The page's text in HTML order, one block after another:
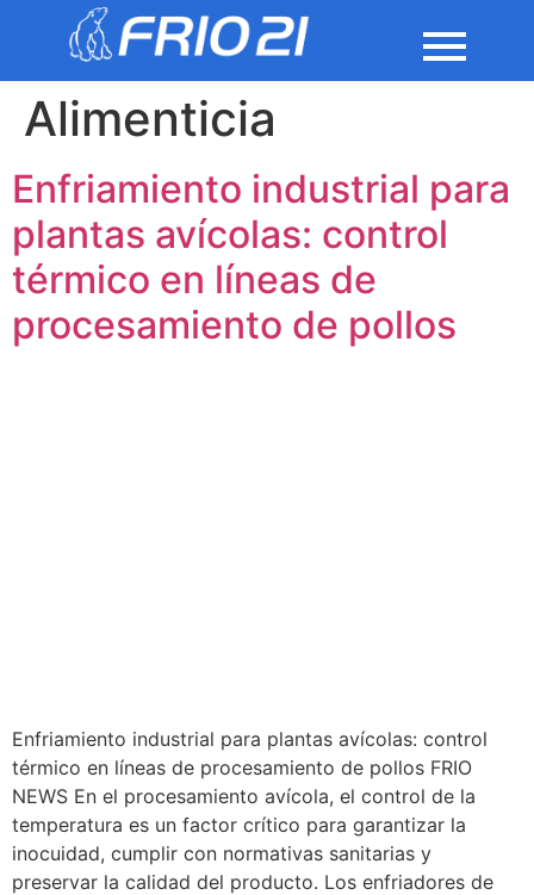
Alimenticia
Enfriamiento industrial para
plantas avícolas: control
térmico en líneas de
procesamiento de pollos
Enfriamiento industrial para plantas avícolas: control
térmico en líneas de procesamiento de pollos FRIO
NEWS En el procesamiento avícola, el control de la
temperatura es un factor crítico para garantizar la
inocuidad, cumplir con normativas sanitarias y
preservar la calidad del producto. Los enfriadores de